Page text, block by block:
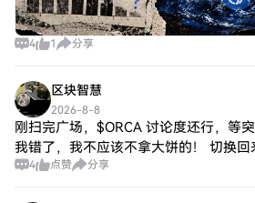
4 1 分享
区块智慧
2026-8-8
刚扫完广场，$ORCA 讨论度还行，等
我错了，我不应该不拿大饼的！ 切换回
…：我错了，我不应该不拿大饼的！ 切
4 点赞 分享